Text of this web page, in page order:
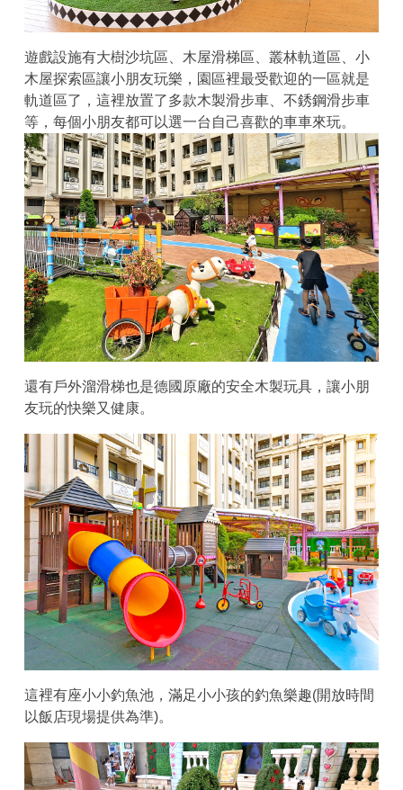
遊戲設施有大樹沙坑區、木屋滑梯區、叢林軌道區、小
木屋探索區讓小朋友玩樂，園區裡最受歡迎的一區就是
軌道區了，這裡放置了多款木製滑步車、不銹鋼滑步車
等，每個小朋友都可以選一台自己喜歡的車車來玩。
還有戶外溜滑梯也是德國原廠的安全木製玩具，讓小朋
友玩的快樂又健康。
這裡有座小小釣魚池，滿足小小孩的釣魚樂趣(開放時間
以飯店現場提供為準)。